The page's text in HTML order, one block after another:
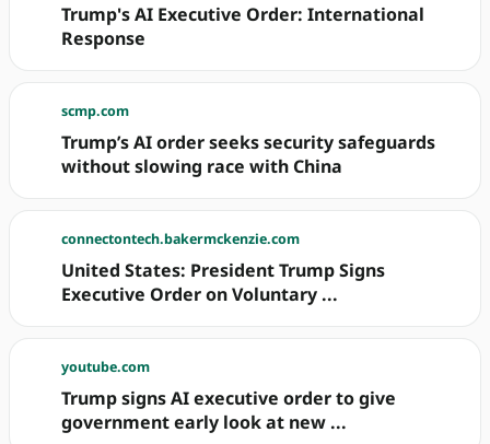
Trump's AI Executive Order: International
Response
scmp.com
Trump’s AI order seeks security safeguards
without slowing race with China
connectontech.bakermckenzie.com
United States: President Trump Signs
Executive Order on Voluntary ...
youtube.com
Trump signs AI executive order to give
government early look at new ...